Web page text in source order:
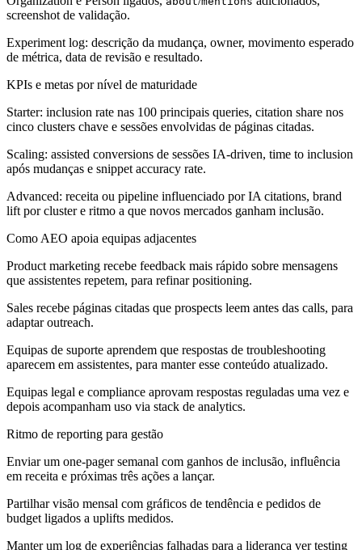
screenshot de validação.
Experiment log: descrição da mudança, owner, movimento esperado
de métrica, data de revisão e resultado.
KPIs e metas por nível de maturidade
Starter: inclusion rate nas 100 principais queries, citation share nos
cinco clusters chave e sessões envolvidas de páginas citadas.
Scaling: assisted conversions de sessões IA-driven, time to inclusion
após mudanças e snippet accuracy rate.
Advanced: receita ou pipeline influenciado por IA citations, brand
lift por cluster e ritmo a que novos mercados ganham inclusão.
Como AEO apoia equipas adjacentes
Product marketing recebe feedback mais rápido sobre mensagens
que assistentes repetem, para refinar positioning.
Sales recebe páginas citadas que prospects leem antes das calls, para
adaptar outreach.
Equipas de suporte aprendem que respostas de troubleshooting
aparecem em assistentes, para manter esse conteúdo atualizado.
Equipas legal e compliance aprovam respostas reguladas uma vez e
depois acompanham uso via stack de analytics.
Ritmo de reporting para gestão
Enviar um one-pager semanal com ganhos de inclusão, influência
em receita e próximas três ações a lançar.
Partilhar visão mensal com gráficos de tendência e pedidos de
budget ligados a uplifts medidos.
Manter um log de experiências falhadas para a liderança ver testing